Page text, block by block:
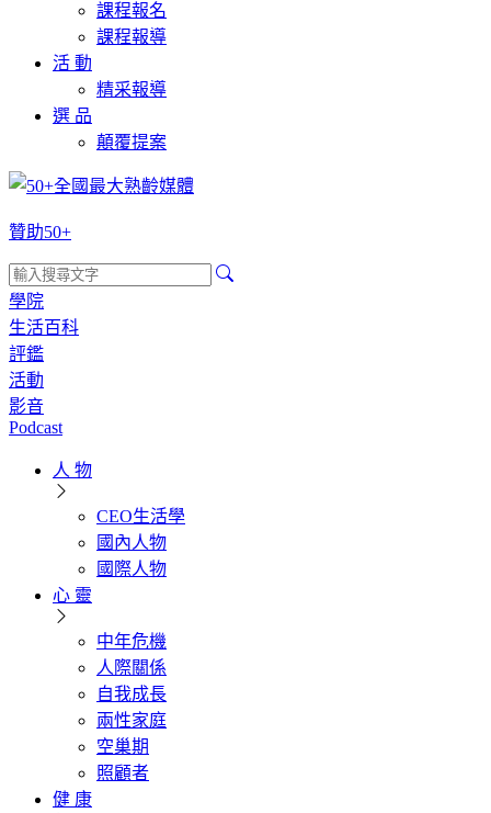
課程報名
課程報導
活 動
精采報導
選 品
顛覆提案
贊助50+
學院
生活百科
評鑑
活動
影音
Podcast
人 物
CEO生活學
國內人物
國際人物
心 靈
中年危機
人際關係
自我成長
兩性家庭
空巢期
照顧者
健 康